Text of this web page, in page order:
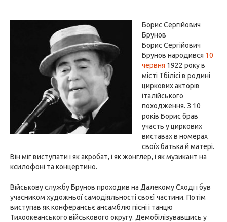
Борис Сергійович
Брунов
Борис Сергійович
Брунов народився 10
червня 1922 року в
місті Тбілісі в родині
циркових акторів
італійського
походження. З 10
років Борис брав
участь у циркових
виставах в номерах
своїх батька й матері.
Він міг виступати і як акробат, і як жонглер, і як музикант на
ксилофоні та концертино.
Військову службу Брунов проходив на Далекому Сході і був
учасником художньої самодіяльності своєї частини. Потім
виступав як конферансьє ансамблю пісні і танцю
Тихоокеанського військового округу. Демобілізувавшись у